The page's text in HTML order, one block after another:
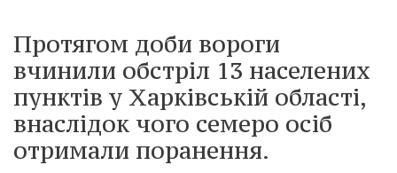
Протягом доби вороги
вчинили обстріл 13 населених
пунктів у Харківській області,
внаслідок чого семеро осіб
отримали поранення.